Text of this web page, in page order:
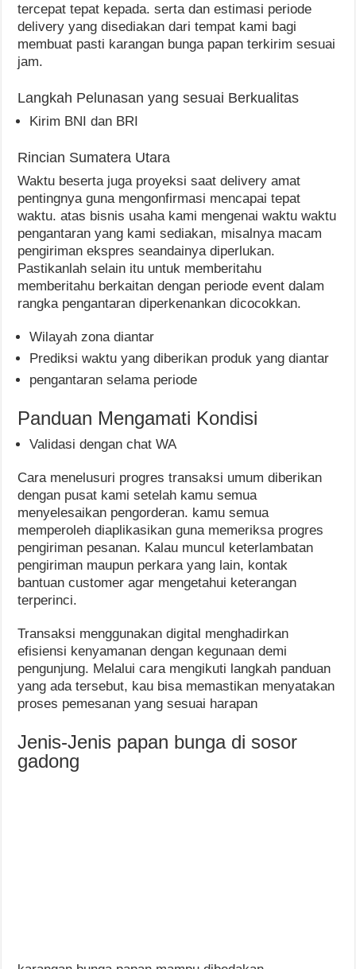
tercepat tepat kepada. serta dan estimasi periode
delivery yang disediakan dari tempat kami bagi
membuat pasti karangan bunga papan terkirim sesuai
jam.
Langkah Pelunasan yang sesuai Berkualitas
Kirim BNI dan BRI
Rincian Sumatera Utara
Waktu beserta juga proyeksi saat delivery amat
pentingnya guna mengonfirmasi mencapai tepat
waktu. atas bisnis usaha kami mengenai waktu waktu
pengantaran yang kami sediakan, misalnya macam
pengiriman ekspres seandainya diperlukan.
Pastikanlah selain itu untuk memberitahu
memberitahu berkaitan dengan periode event dalam
rangka pengantaran diperkenankan dicocokkan.
Wilayah zona diantar
Prediksi waktu yang diberikan produk yang diantar
pengantaran selama periode
Panduan Mengamati Kondisi
Validasi dengan chat WA
Cara menelusuri progres transaksi umum diberikan
dengan pusat kami setelah kamu semua
menyelesaikan pengorderan. kamu semua
memperoleh diaplikasikan guna memeriksa progres
pengiriman pesanan. Kalau muncul keterlambatan
pengiriman maupun perkara yang lain, kontak
bantuan customer agar mengetahui keterangan
terperinci.
Transaksi menggunakan digital menghadirkan
efisiensi kenyamanan dengan kegunaan demi
pengunjung. Melalui cara mengikuti langkah panduan
yang ada tersebut, kau bisa memastikan menyatakan
proses pemesanan yang sesuai harapan
Jenis-Jenis papan bunga di sosor
gadong